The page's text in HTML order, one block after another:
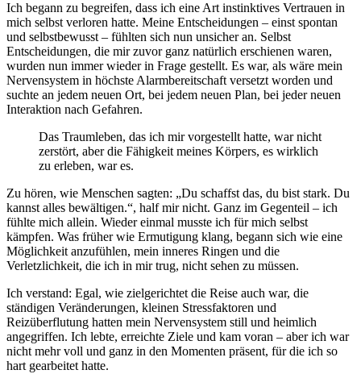
Ich begann zu begreifen, dass ich eine Art instinktives Vertrauen in
mich selbst verloren hatte. Meine Entscheidungen – einst spontan
und selbstbewusst – fühlten sich nun unsicher an. Selbst
Entscheidungen, die mir zuvor ganz natürlich erschienen waren,
wurden nun immer wieder in Frage gestellt. Es war, als wäre mein
Nervensystem in höchste Alarmbereitschaft versetzt worden und
suchte an jedem neuen Ort, bei jedem neuen Plan, bei jeder neuen
Interaktion nach Gefahren.
Das Traumleben, das ich mir vorgestellt hatte, war nicht
zerstört, aber die Fähigkeit meines Körpers, es wirklich
zu erleben, war es.
Zu hören, wie Menschen sagten: „Du schaffst das, du bist stark. Du
kannst alles bewältigen.“, halfmirnicht. Ganz im Gegenteil – ich
fühlte mich allein. Wieder einmal musste ich für mich selbst
kämpfen. Was früher wie Ermutigung klang, begann sich wie eine
Möglichkeit anzufühlen, mein inneres Ringen und die
Verletzlichkeit, die ich in mir trug, nicht sehen zu müssen.
Ich verstand: Egal, wie zielgerichtet die Reise auch war, die
ständigen Veränderungen, kleinen Stressfaktoren und
Reizüberflutung hatten mein Nervensystem still und heimlich
angegriffen. Ich lebte, erreichte Ziele und kam voran – aber ich war
nicht mehr voll und ganz in den Momenten präsent, für die ich so
hart gearbeitet hatte.